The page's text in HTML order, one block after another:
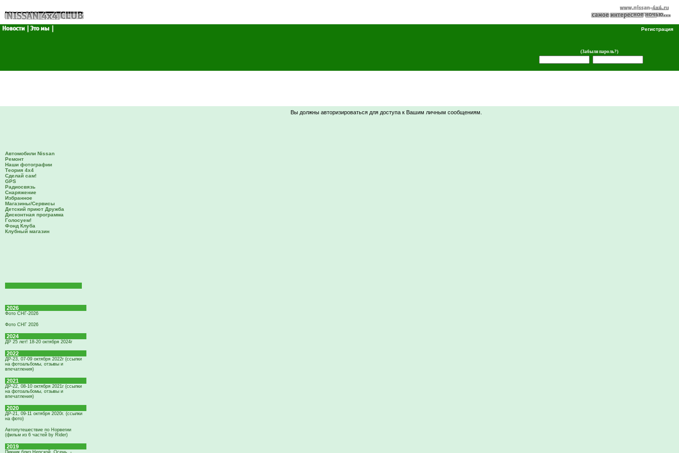
Регистрация
(Забыли пароль?)
Автомобили Nissan
Ремонт
Наши фотографии
Теория 4х4
Сделай сам!
GPS
Радиосвязь
Снаряжение
Избранное
Магазины/Сервисы
Детский приют Дружба
Дисконтная программа
Голосуем!
Фонд Клуба
Клубный магазин
2026
Фото СНГ-2026
Фото СНГ 2026
2024
ДР 25 лет! 18-20 октября 2024г
2022
ДР-23, 07-09 октября 2022г (ссылки
на фотоальбомы, отзывы и
впечатления)
2021
ДР-22, 08-10 октября 2021г (ссылки
на фотоальбомы, отзывы и
впечатления)
2020
ДР-21, 09-11 октября 2020г. (ссылки
на фото)
Автопутешествие по Норвегии
(фильм из 6 частей by Rider)
2019
Пикник близ Нерской. Осень. -
Вы должны авторизироваться для доступа к Вашим личным сообщениям.